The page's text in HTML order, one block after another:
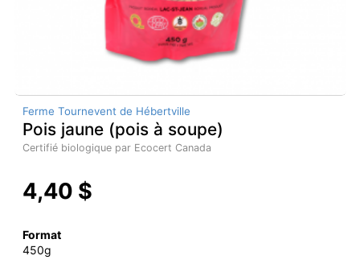
Ferme Tournevent de Hébertville
Pois jaune (pois à soupe)
Certifié biologique par Ecocert Canada
4,40 $
Format
450g